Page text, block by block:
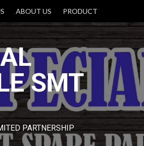
ABOUT US PRODUCT
SMT
PARTNERSHIP